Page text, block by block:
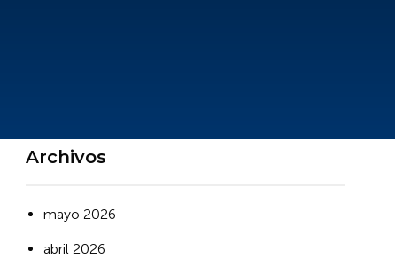
Archivos
mayo 2026
abril 2026